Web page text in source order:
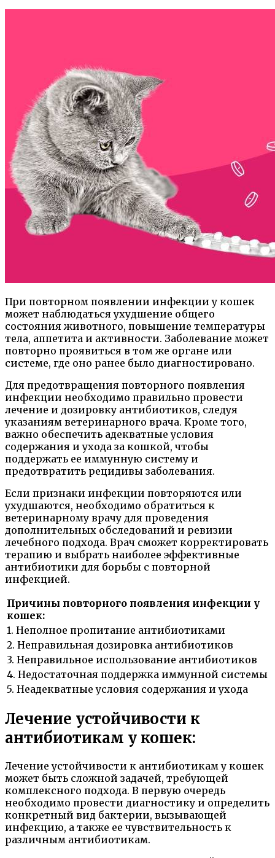
При повторном появлении инфекции у кошек
может наблюдаться ухудшение общего
состояния животного, повышение температуры
тела, аппетита и активности. Заболевание может
повторно проявиться в том же органе или
системе, где оно ранее было диагностировано.
Для предотвращения повторного появления
инфекции необходимо правильно провести
лечение и дозировку антибиотиков, следуя
указаниям ветеринарного врача. Кроме того,
важно обеспечить адекватные условия
содержания и ухода за кошкой, чтобы
поддержать ее иммунную систему и
предотвратить рецидивы заболевания.
Если признаки инфекции повторяются или
ухудшаются, необходимо обратиться к
ветеринарному врачу для проведения
дополнительных обследований и ревизии
лечебного подхода. Врач сможет корректировать
терапию и выбрать наиболее эффективные
антибиотики для борьбы с повторной
инфекцией.
Причины повторного появления инфекции у
кошек:
1. Неполное пропитание антибиотиками
2. Неправильная дозировка антибиотиков
3. Неправильное использование антибиотиков
4. Недостаточная поддержка иммунной системы
5. Неадекватные условия содержания и ухода
Лечение устойчивости к
антибиотикам у кошек:
Лечение устойчивости к антибиотикам у кошек
может быть сложной задачей, требующей
комплексного подхода. В первую очередь
необходимо провести диагностику и определить
конкретный вид бактерии, вызывающей
инфекцию, а также ее чувствительность к
различным антибиотикам.